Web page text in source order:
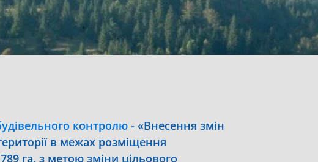
контролю - «Внесення змін
в межах розміщення
га, з метою зміни цільового